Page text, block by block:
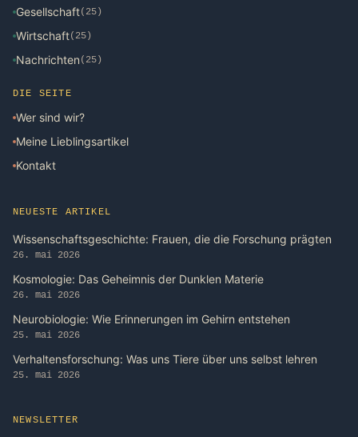
Gesellschaft(25)
Wirtschaft(25)
Nachrichten (25)
DIE SEITE
Wer sind wir?
Meine Lieblingsartikel
Kontakt
NEUESTE ARTIKEL
Wissenschaftsgeschichte: Frauen, die die Forschung prägten
26. mai 2026
Kosmologie: Das Geheimnis der Dunklen Materie
26. mai 2026
Neurobiologie: Wie Erinnerungen im Gehirn entstehen
25. mai 2026
Verhaltensforschung: Was uns Tiere über uns selbst lehren
25. mai 2026
NEWSLETTER